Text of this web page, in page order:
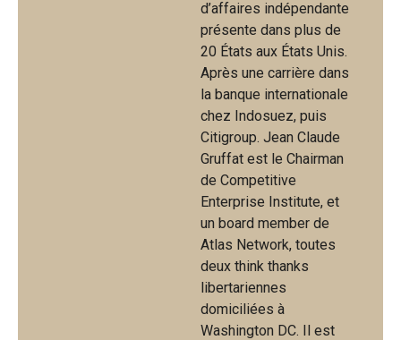
d’affaires indépendante
présente dans plus de
20 États aux États Unis.
Après une carrière dans
la banque internationale
chez Indosuez, puis
Citigroup. Jean Claude
Gruffat est le Chairman
de Competitive
Enterprise Institute, et
un board member de
Atlas Network, toutes
deux think thanks
libertariennes
domiciliées à
Washington DC. Il est